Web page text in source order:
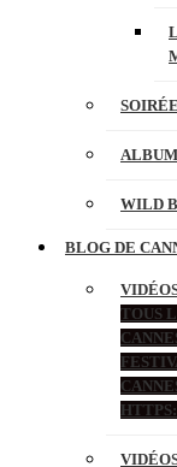
WILD
BLOG DE
TOUS